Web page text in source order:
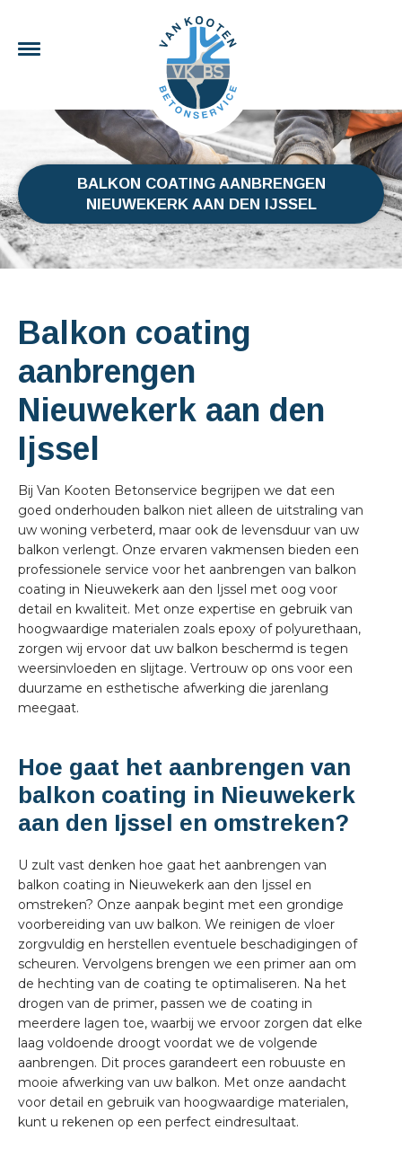
BALKON COATING AANBRENGEN
NIEUWEKERK AAN DEN IJSSEL
Balkon coating
aanbrengen
Nieuwekerk aan den
Ijssel
Bij Van Kooten Betonservice begrijpen we dat een
goed onderhouden balkon niet alleen de uitstraling van
uw woning verbeterd, maar ook de levensduur van uw
balkon verlengt. Onze ervaren vakmensen bieden een
professionele service voor het aanbrengen van balkon
coating in Nieuwekerk aan den Ijssel met oog voor
detail en kwaliteit. Met onze expertise en gebruik van
hoogwaardige materialen zoals epoxy of polyurethaan,
zorgen wij ervoor dat uw balkon beschermd is tegen
weersinvloeden en slijtage. Vertrouw op ons voor een
duurzame en esthetische afwerking die jarenlang
meegaat.
Hoe gaat het aanbrengen van
balkon coating in Nieuwekerk
aan den Ijssel en omstreken?
U zult vast denken hoe gaat het aanbrengen van
balkon coating in Nieuwekerk aan den Ijssel en
omstreken? Onze aanpak begint met een grondige
voorbereiding van uw balkon. We reinigen de vloer
zorgvuldig en herstellen eventuele beschadigingen of
scheuren. Vervolgens brengen we een primer aan om
de hechting van de coating te optimaliseren. Na het
drogen van de primer, passen we de coating in
meerdere lagen toe, waarbij we ervoor zorgen dat elke
laag voldoende droogt voordat we de volgende
aanbrengen. Dit proces garandeert een robuuste en
mooie afwerking van uw balkon. Met onze aandacht
voor detail en gebruik van hoogwaardige materialen,
kunt u rekenen op een perfect eindresultaat.